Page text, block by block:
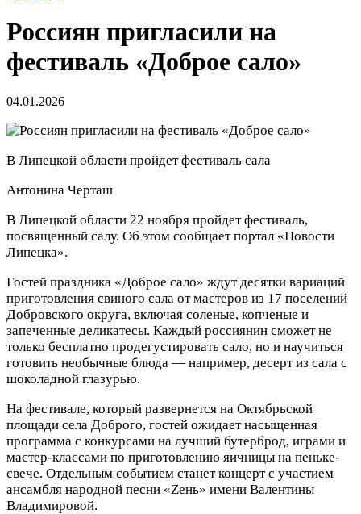
Россиян пригласили на
фестиваль «Доброе сало»
04.01.2026
В Липецкой области пройдет фестиваль сала
Антонина Черташ
В Липецкой области 22 ноября пройдет фестиваль,
посвященный салу. Об этом сообщает портал «Новости
Липецка».
Гостей праздника «Доброе сало» ждут десятки вариаций
приготовления свиного сала от мастеров из 17 поселений
Добровского округа, включая соленые, копченые и
запеченные деликатесы. Каждый россиянин сможет не
только бесплатно продегустировать сало, но и научиться
готовить необычные блюда — например, десерт из сала с
шоколадной глазурью.
На фестивале, который развернется на Октябрьской
площади села Доброго, гостей ожидает насыщенная
программа с конкурсами на лучший бутерброд, играми и
мастер-классами по приготовлению яичницы на пеньке-
свече. Отдельным событием станет концерт с участием
ансамбля народной песни «Zень» имени Валентины
Владимировой.